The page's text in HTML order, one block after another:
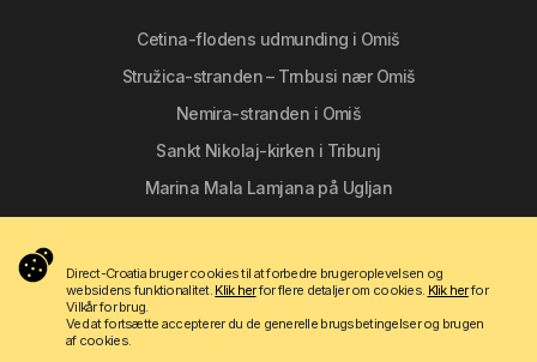
Cetina-flodens udmunding i Omiš
Stružica-stranden – Trnbusi nær Omiš
Nemira-stranden i Omiš
Sankt Nikolaj-kirken i Tribunj
Marina Mala Lamjana på Ugljan
Direct-Croatia bruger cookies til at forbedre brugeroplevelsen og
websidens funktionalitet. Klik herfor flere detaljer om cookies. Klik herfor
Vilkår for brug.
Ved at fortsætte accepterer du de generelle brugsbetingelser og brugen
af cookies.